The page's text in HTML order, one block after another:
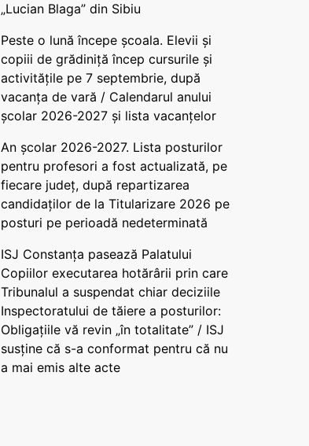
„Lucian Blaga” din Sibiu
Peste o lună începe școala. Elevii și
copiii de grădiniță încep cursurile și
activitățile pe 7 septembrie, după
vacanța de vară / Calendarul anului
școlar 2026-2027 și lista vacanțelor
An școlar 2026-2027. Lista posturilor
pentru profesori a fost actualizată, pe
fiecare județ, după repartizarea
candidaților de la Titularizare 2026 pe
posturi pe perioadă nedeterminată
ISJ Constanța pasează Palatului
Copiilor executarea hotărârii prin care
Tribunalul a suspendat chiar deciziile
Inspectoratului de tăiere a posturilor:
Obligațiile vă revin „în totalitate” / ISJ
susține că s-a conformat pentru că nu
a mai emis alte acte